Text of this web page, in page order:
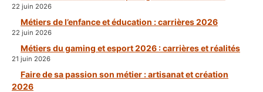
22 juin 2026
Métiers de l’enfance et éducation : carrières 2026
22 juin 2026
Métiers du gaming et esport 2026 : carrières et réalités
21 juin 2026
Faire de sa passion son métier : artisanat et création
2026